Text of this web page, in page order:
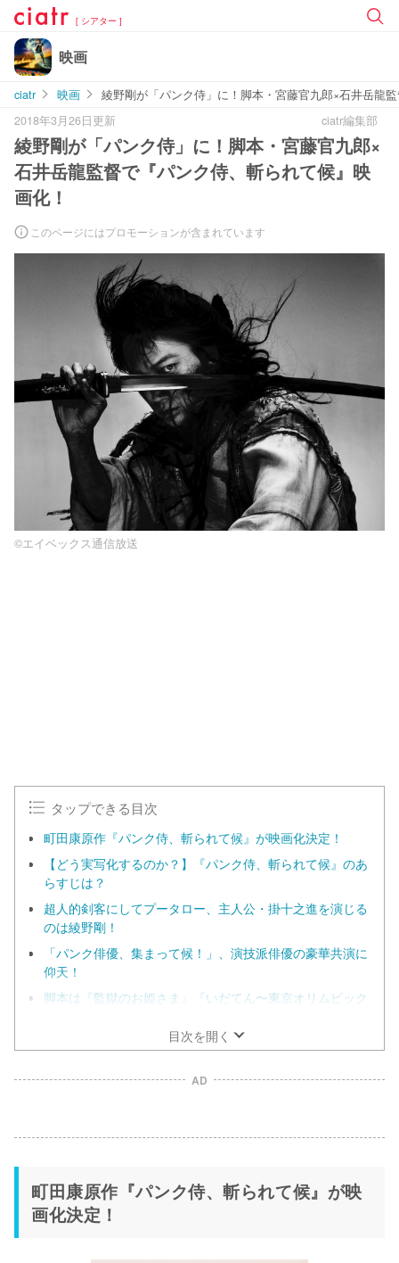
[ シアター ]
映画
ciatr 映画
綾野剛が「パンク侍」に！脚本・宮藤官九郎×石井岳龍
2018年3月26日更新
ciatr編集部
綾野剛が「パンク侍」に！脚本・宮藤官九郎×
石井岳龍監督で『パンク侍、斬られて候』映
画化！
このページにはプロモーションが含まれています
©エイベックス通信放送
タップできる目次
町田康原作『パンク侍、斬られて候』が映画化決定！
【どう実写化するのか？】『パンク侍、斬られて候』のあ
らすじは？
超人的剣客にしてプータロー、主人公・掛十之進を演じる
のは綾野剛！
「パンク俳優、集まって候！」、演技派俳優の豪華共演に
仰天！
脚本は『監獄のお姫さま』『いだてん〜東京オリムピック
目次を開く
AD
町田康原作『パンク侍、斬られて候』が映
画化決定！